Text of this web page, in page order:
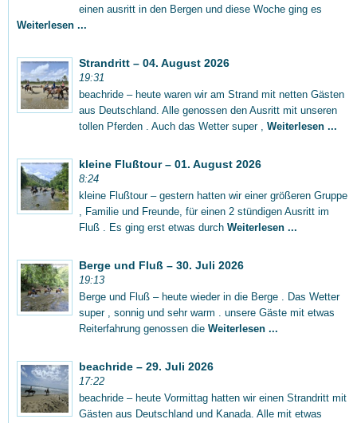
einen ausritt in den Bergen und diese Woche ging es
Weiterlesen ...
Strandritt – 04. August 2026
19:31
beachride – heute waren wir am Strand mit netten Gästen
aus Deutschland. Alle genossen den Ausritt mit unseren
tollen Pferden . Auch das Wetter super , Weiterlesen ...
kleine Flußtour – 01. August 2026
8:24
kleine Flußtour – gestern hatten wir einer größeren Gruppe
, Familie und Freunde, für einen 2 stündigen Ausritt im
Fluß . Es ging erst etwas durch Weiterlesen ...
Berge und Fluß – 30. Juli 2026
19:13
Berge und Fluß – heute wieder in die Berge . Das Wetter
super , sonnig und sehr warm . unsere Gäste mit etwas
Reiterfahrung genossen die Weiterlesen ...
beachride – 29. Juli 2026
17:22
beachride – heute Vormittag hatten wir einen Strandritt mit
Gästen aus Deutschland und Kanada. Alle mit etwas